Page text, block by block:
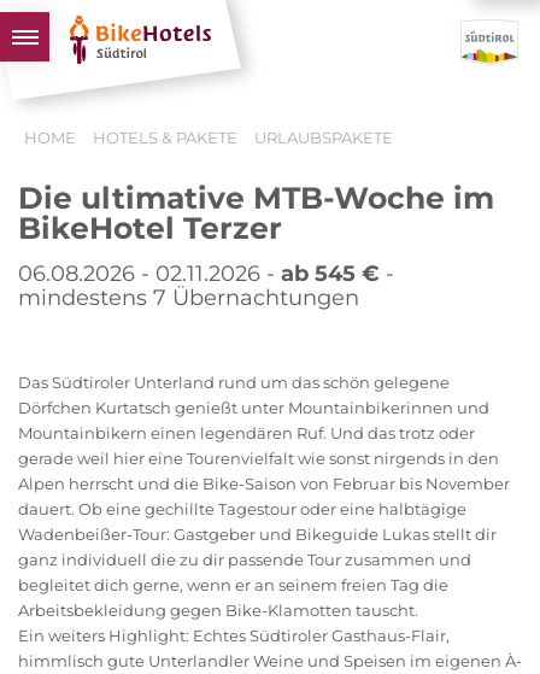
TOUREN & REVIERE
SÜDTIROL & WIR
SCHLUSSLICHTER
HOME HOTELS & PAKETE URLAUBSPAKETE
Die ultimative MTB-Woche im
BikeHotel Terzer
06.08.2026 - 02.11.2026 - ab 545 € -
mindestens 7 Übernachtungen
Das Südtiroler Unterland rund um das schön gelegene
Dörfchen Kurtatsch genießt unter Mountainbikerinnen und
Mountainbikern einen legendären Ruf. Und das trotz oder
gerade weil hier eine Tourenvielfalt wie sonst nirgends in den
Alpen herrscht und die Bike-Saison von Februar bis November
dauert. Ob eine gechillte Tagestour oder eine halbtägige
Wadenbeißer-Tour: Gastgeber und Bikeguide Lukas stellt dir
ganz individuell die zu dir passende Tour zusammen und
begleitet dich gerne, wenn er an seinem freien Tag die
Arbeitsbekleidung gegen Bike-Klamotten tauscht.
Ein weiters Highlight: Echtes Südtiroler Gasthaus-Flair,
himmlisch gute Unterlandler Weine und Speisen im eigenen À-